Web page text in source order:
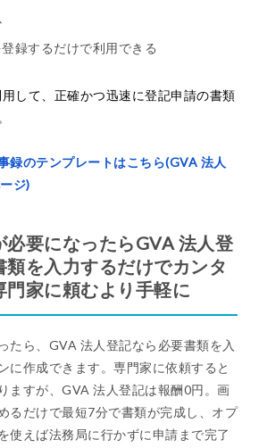
録するだけで利用できる
して、正確かつ迅速に登記申請の書類
録のテンプレートはこちら(GVA 法人
ジ)
必要になったらGVA 法人登
類を入力するだけでカンタ
門家に頼むより手軽に
たら、GVA 法人登記なら必要書類を入
に作成できます。専門家に依頼すると
ますが、GVA 法人登記は報酬0円。画
るだけで最短7分で書類が完成し、オプ
使えば法務局に行かずに申請まで完了